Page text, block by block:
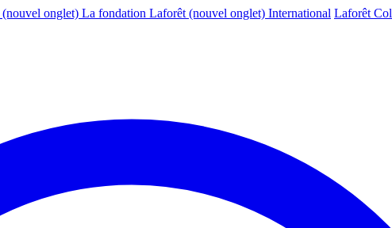
(nouvel onglet) La fondation Laforêt (nouvel onglet) International Laforêt